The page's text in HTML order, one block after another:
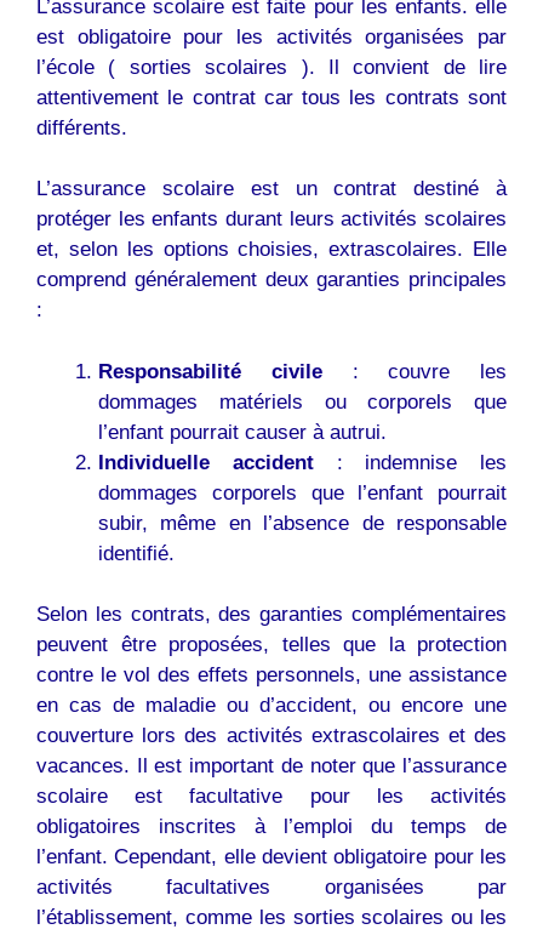
L’assurance scolaire est faite pour les enfants. elle
est obligatoire pour les activités organisées par
l’école ( sorties scolaires ). Il convient de lire
attentivement le contrat car tous les contrats sont
différents.
L’assurance scolaire est un contrat destiné à
protéger les enfants durant leurs activités scolaires
et, selon les options choisies, extrascolaires. Elle
comprend généralement deux garanties principales
:
Responsabilité civile: couvre les
dommages matériels ou corporels que
l’enfant pourrait causer à autrui.
Individuelle accident: indemnise les
dommages corporels que l’enfant pourrait
subir, même en l’absence de responsable
identifié.
Selon les contrats, des garanties complémentaires
peuvent être proposées, telles que la protection
contre le vol des effets personnels, une assistance
en cas de maladie ou d’accident, ou encore une
couverture lors des activités extrascolaires et des
vacances. Il est important de noter que l’assurance
scolaire est facultative pour les activités
obligatoires inscrites à l’emploi du temps de
l’enfant. Cependant, elle devient obligatoire pour les
activités facultatives organisées par
l’établissement, comme les sorties scolaires ou les